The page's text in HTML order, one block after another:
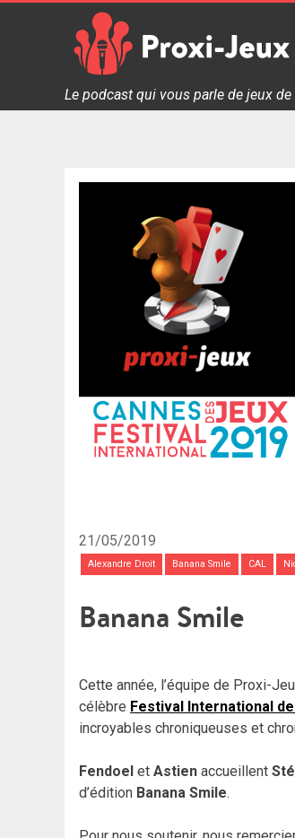
Proxi Jeux - Le podcast qui vous
Le podcast qui vous parle de jeux
21/05/2019
Alexandre Droit Banana Smile CAL
Banana Smile
Cette année, l’équipe de Proxi-
célèbre Festival International
incroyables chroniqueuses et
Fendoel et Astien accueillent
d’édition Banana Smile.